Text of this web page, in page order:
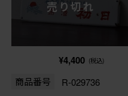
売り切れ
¥4,400 (税込)
商品番号 R-029736